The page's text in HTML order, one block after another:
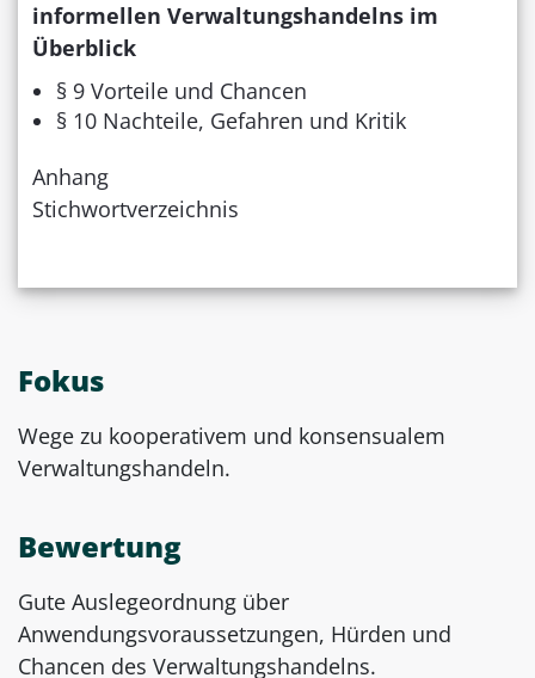
informellen Verwaltungshandelns im
Überblick
§ 9 Vorteile und Chancen
§ 10 Nachteile, Gefahren und Kritik
Anhang
Stichwortverzeichnis
Fokus
Wege zu kooperativem und konsensualem
Verwaltungshandeln.
Bewertung
Gute Auslegeordnung über
Anwendungsvoraussetzungen, Hürden und
Chancen des Verwaltungshandelns.